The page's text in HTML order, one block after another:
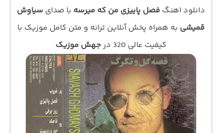
دانلود اهنگ فصل پاییزی من که میرسه با صدای سیاوش
قمیشی به همراه پخش آنلاین ترانه و متن کامل موزیک با
کیفیت عالی 320 در
جهش موزیک